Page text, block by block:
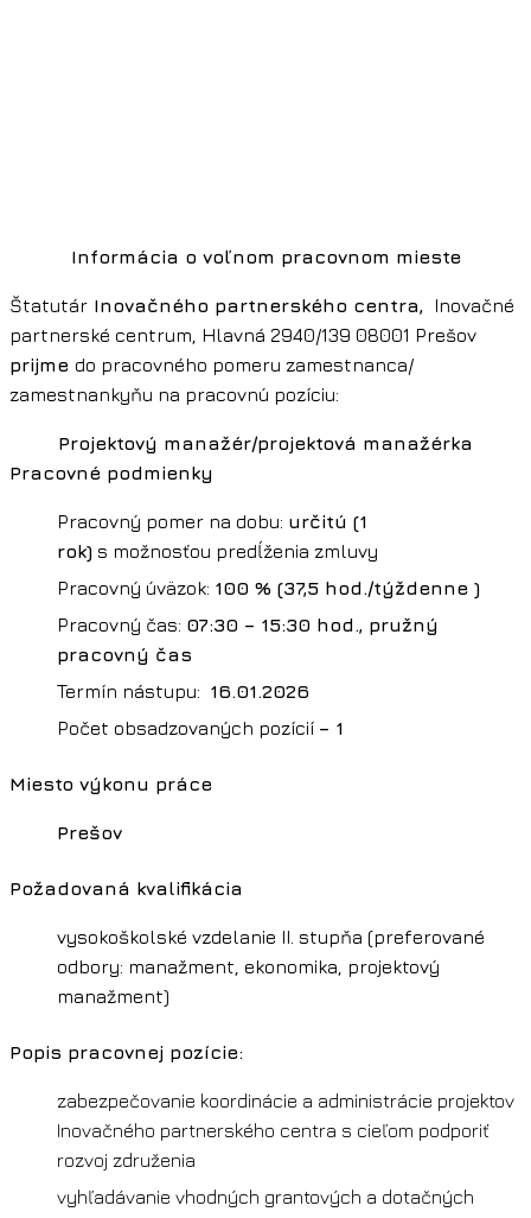
Informácia o voľnom pracovnom mieste
Štatutár Inovačného partnerského centra,
Inovačné
partnerské centrum, Hlavná 2940/139 08001 Prešov
prijme do pracovného pomeru zamestnanca/
zamestnankyňu na pracovnú pozíciu:
Projektový manažér/projektová manažérka
Pracovné podmienky
Pracovný pomer na dobu: určitú (1
rok) s možnosťou predĺženia zmluvy
Pracovný úväzok: 100 % (37,5 hod./týždenne )
Pracovný čas: 07:30 – 15:30 hod., pružný
pracovný čas
Termín nástupu: 16.01.2026
Počet obsadzovaných pozícií – 1
Miesto výkonu práce
Prešov
Požadovaná kvalifikácia
vysokoškolské vzdelanie II. stupňa (preferované
odbory: manažment, ekonomika, projektový
manažment)
Popis pracovnej pozície:
zabezpečovanie koordinácie a administrácie projektov
Inovačného partnerského centra s cieľom podporiť
rozvoj združenia
vyhľadávanie vhodných grantových a dotačných